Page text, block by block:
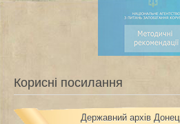
Корисні посилання
Державний архів